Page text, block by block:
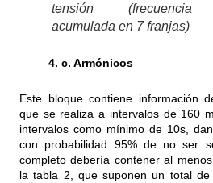
tensión (frecuencia
acumulada en 7 franjas)
4. c. Armónicos
Este bloque contiene información
que se realiza a intervalos de 160
intervalos como mínimo de 10s,
con probabilidad 95% de no ser
completo debería contener al
la tabla 2, que suponen un total